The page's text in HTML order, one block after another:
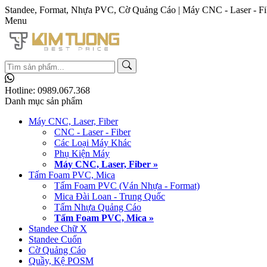
Standee, Format, Nhựa PVC, Cờ Quảng Cáo | Máy CNC - Laser -
Menu
Hotline: 0989.067.368
Danh mục sản phẩm
Máy CNC, Laser, Fiber
CNC - Laser - Fiber
Các Loại Máy Khác
Phụ Kiện Máy
Máy CNC, Laser, Fiber »
Tấm Foam PVC, Mica
Tấm Foam PVC (Ván Nhựa - Format)
Mica Đài Loan - Trung Quốc
Tấm Nhựa Quảng Cáo
Tấm Foam PVC, Mica »
Standee Chữ X
Standee Cuốn
Cờ Quảng Cáo
Quầy, Kệ POSM